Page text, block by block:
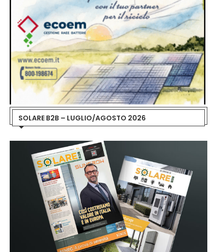
SOLARE B2B – LUGLIO/AGOSTO 2026